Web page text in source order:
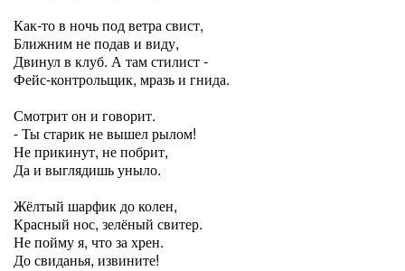
Как-то в ночь под ветра свист,
Ближним не подав и виду,
Двинул в клуб. А там стилист -
Фейс-контрольщик, мразь и гнида.
Смотрит он и говорит.
- Ты старик не вышел рылом!
Не прикинут, не побрит,
Да и выглядишь уныло.
Жёлтый шарфик до колен,
Красный нос, зелёный свитер.
Не пойму я, что за хрен.
До свиданья, извините!